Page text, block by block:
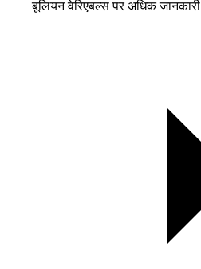
बूलियन वेरिएबल्स पर अधिक जानकारी